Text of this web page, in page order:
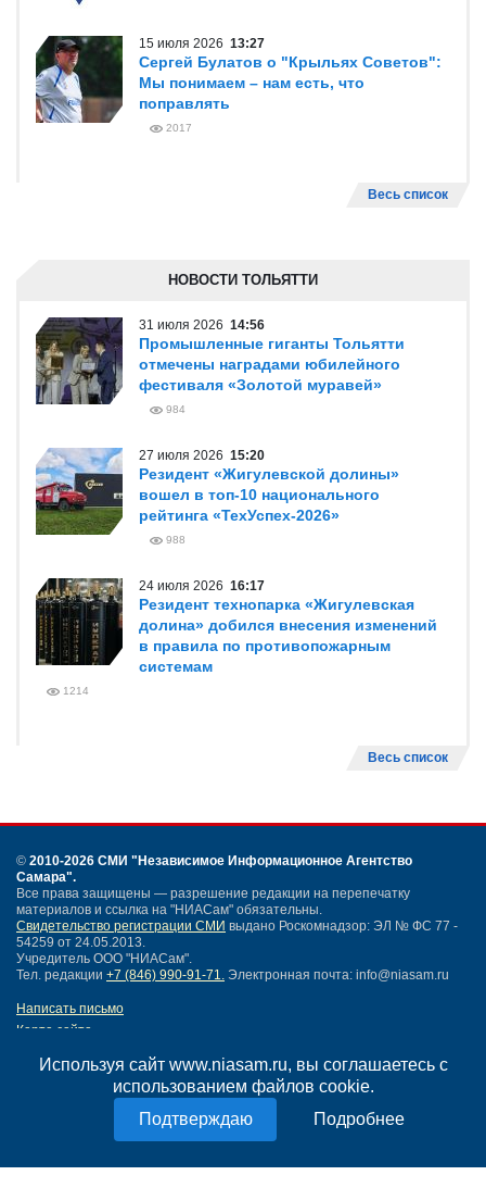
Используя сайт www.niasam.ru, вы соглашаетесь с
использованием файлов cookie.
Подробнее
15 июля 2026 13:27
Сергей Булатов о "Крыльях Советов":
Мы понимаем – нам есть, что
поправлять
2017
Весь список
НОВОСТИ ТОЛЬЯТТИ
31 июля 2026 14:56
Промышленные гиганты Тольятти
отмечены наградами юбилейного
фестиваля «Золотой муравей»
984
27 июля 2026 15:20
Резидент «Жигулевской долины»
вошел в топ-10 национального
рейтинга «ТехУспех-2026»
988
24 июля 2026 16:17
Резидент технопарка «Жигулевская
долина» добился внесения изменений
в правила по противопожарным
системам
1214
Весь список
© 2010-2026 СМИ "Независимое Информационное Агентство
Самара".
Все права защищены — разрешение редакции на перепечатку
материалов и ссылка на "НИАСам" обязательны.
Свидетельство регистрации СМИ выдано Роскомнадзор: ЭЛ № ФС 77 -
54259 от 24.05.2013.
Учредитель ООО "НИАСам".
Тел. редакции +7 (846) 990-91-71. Электронная почта: info@niasam.ru
Написать письмо
Карта сайта
Политика конфиденциальности
Согласие на обработку персональных данных